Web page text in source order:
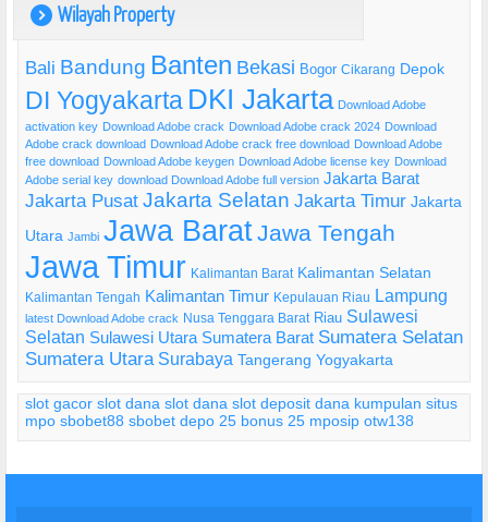
) Wilayah Property
Bali Bandung Banten Bekasi Bogor Cikarang Depok
DI Yogyakarta DKI Jakarta Download Adobe
activation key Download Adobe crack Download Adobe crack 2024 Download
Adobe crack download Download Adobe crack free download Download Adobe
free download Download Adobe keygen Download Adobe license key Download
Adobe serial key download Download Adobe full version Jakarta Barat
Jakarta Pusat Jakarta Selatan Jakarta Timur Jakarta
Utara Jambi Jawa BaratJawa Tengah
Jawa Timur Kalimantan Barat Kalimantan Selatan
Kalimantan Tengah Kalimantan Timur Kepulauan Riau Lampung
latest Download Adobe crack Nusa Tenggara Barat Riau Sulawesi
Selatan Sulawesi Utara Sumatera Barat Sumatera Selatan
Sumatera Utara Surabaya Tangerang Yogyakarta
slot gacor slot dana slot dana slot deposit dana kumpulan situs
mpo sbobet88 sbobet depo 25 bonus 25 mposip otw138